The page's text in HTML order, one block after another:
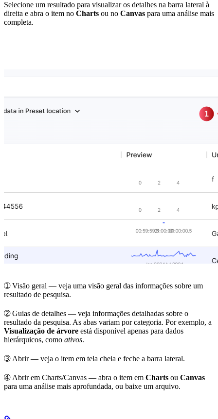
Selecione um resultado para visualizar os detalhes na barra lateral à
direita e abra o item no Charts ou no Canvas para uma análise mais
completa.
➀Visão geral — veja uma visão geral das informações sobre um
resultado de pesquisa.
➁Guias de detalhes — veja informações detalhadas sobre o
resultado da pesquisa. As abas variam por categoria. Por exemplo, a
Visualização de árvore está disponível apenas para dados
hierárquicos, como ativos.
➂ Abrir— veja o item em tela cheia e feche a barra lateral.
➃ Abrir em Charts/Canvas — abra o item em Charts ou Canvas
para uma análise mais aprofundada, ou baixe um arquivo.